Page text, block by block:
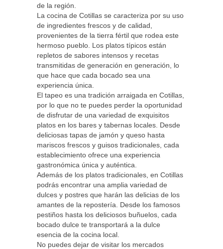
de la región.
La cocina de Cotillas se caracteriza por su uso
de ingredientes frescos y de calidad,
provenientes de la tierra fértil que rodea este
hermoso pueblo. Los platos típicos están
repletos de sabores intensos y recetas
transmitidas de generación en generación, lo
que hace que cada bocado sea una
experiencia única.
El tapeo es una tradición arraigada en Cotillas,
por lo que no te puedes perder la oportunidad
de disfrutar de una variedad de exquisitos
platos en los bares y tabernas locales. Desde
deliciosas tapas de jamón y queso hasta
mariscos frescos y guisos tradicionales, cada
establecimiento ofrece una experiencia
gastronómica única y auténtica.
Además de los platos tradicionales, en Cotillas
podrás encontrar una amplia variedad de
dulces y postres que harán las delicias de los
amantes de la repostería. Desde los famosos
pestiños hasta los deliciosos buñuelos, cada
bocado dulce te transportará a la dulce
esencia de la cocina local.
No puedes dejar de visitar los mercados